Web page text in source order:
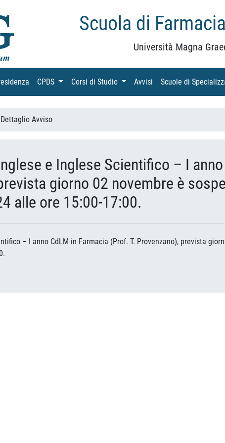
Scuola di
Università Magna
(current)
CPDS (current)Corsi di Studio (current)
Avvisi (current)
Scuole di
Dettaglio Avviso
e Inglese Scientifico – I
giorno 02 novembre è
alle ore 15:00-17:00.
– I anno CdLM in Farmacia (Prof. T. Provenzano), prevista